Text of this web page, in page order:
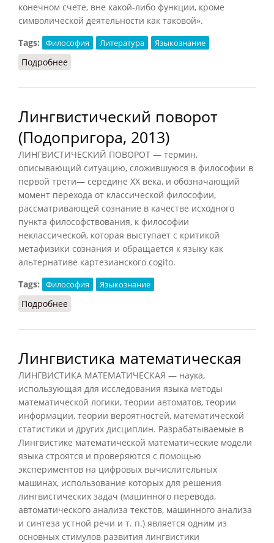
конечном счете, вне какой-либо функции, кроме
символической деятельности как таковой».
Tags:
Философия Литература Языкознание
Подробнее
Лингвистический поворот
(Подопригора, 2013)
ЛИНГВИСТИЧЕСКИЙ ПОВОРОТ — термин,
описывающий ситуацию, сложившуюся в философии в
первой трети— середине XX века, и обозначающий
момент перехода от классической философии,
рассматривающей сознание в качестве исходного
пункта философствования, к философии
неклассической, которая выступает с критикой
метафизики сознания и обращается к языку как
альтернативе картезианского cogito.
Tags:
Философия Языкознание
Подробнее
Лингвистика математическая
ЛИНГВИСТИКА МАТЕМАТИЧЕСКАЯ — наука,
использующая для исследования языка методы
математической логики, теории автоматов, теории
информации, теории вероятностей, математической
статистики и других дисциплин. Разрабатываемые в
Лингвистике математической математические модели
языка строятся и проверяются с помощью
экспериментов на цифровых вычислительных
машинах, использование которых для решения
лингвистических задач (машинного перевода,
автоматического анализа текстов, машинного анализа
и синтеза устной речи и т. п.) является одним из
основных стимулов развития лингвистики